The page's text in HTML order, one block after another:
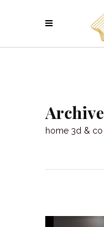
Archive
home 3d & co